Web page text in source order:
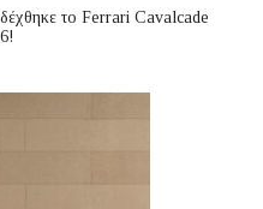
το Ferrari Cavalcade